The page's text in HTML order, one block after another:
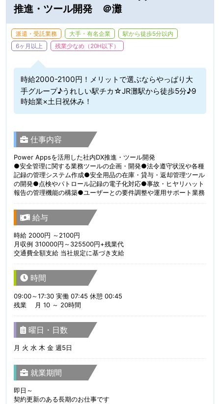
推進・ツール開発 ＠灘
派遣・受託業務 大手・有名企業
駅から徒歩5分以内
6ヶ月以上
残業少なめ（20H以下）
時給2000-2100円！メリットで選ぶならやっぱり大
手グループ♪うれしい駅チカ☆JR灘駅から徒歩5分♪9
時始業×土日祝休み！
仕事内容
Power Appsを活用した社内DX推進・ツール開発
●安全管理に関する業務ツールの企画・開発●法令遵守状況や各種
記録の管理システム作成●安全用品の在庫・貸与・返却管理ツール
の開発●点検やパトロール記録の電子化対応●事故・ヒヤリハット
報告の管理機能の構築●ユーザーとの要件調整や運用サポート業務
給与
時給 2000円 ～2100円
月収例 310000円～325500円+残業代
交通費全額支給 当社規定に基づき支給
時間
09:00～17:30 実働 07:45 休憩 00:45
残業 月 10 ～ 20時間
曜日・日数
月 火 水 木 金 週5日
就業期間
即日～
契約更新のある長期のお仕事です